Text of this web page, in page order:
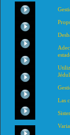
Las